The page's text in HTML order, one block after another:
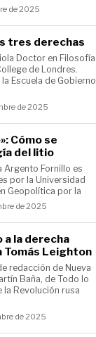
de 2025
tres derechas
Doctor en Filosofía
de Londres.
Escuela de Gobierno
de 2025
Cómo se
del litio
Argento Fornillo es
por la Universidad
Geopolítica por la
de 2025
la derecha
Tomás Leighton
redacción de Nueva
Baña, de Todo lo
la Revolución rusa
de 2025